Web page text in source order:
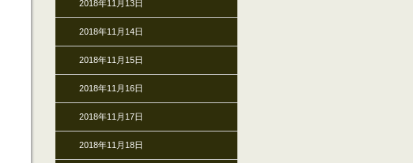
2018年11月13日
2018年11月14日
2018年11月15日
2018年11月16日
2018年11月17日
2018年11月18日